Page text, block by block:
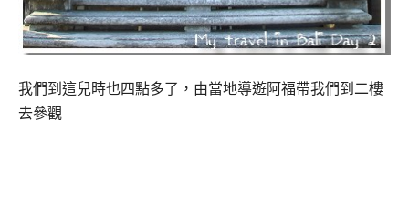
我們到這兒時也四點多了，由當地導遊阿福帶我們到二樓
去參觀